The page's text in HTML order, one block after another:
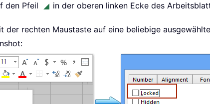
den Pfeil in der oberen linken Ecke des
der rechten Maustaste auf eine beliebige